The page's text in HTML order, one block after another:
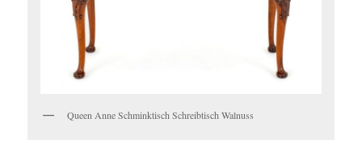
Queen Anne Schminktisch Schreibtisch Walnuss